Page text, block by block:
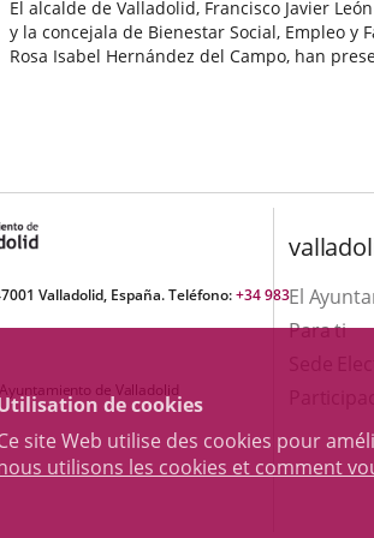
de cookies
site Web utilise des cookies pour
utilisons les cookies et comment
El alcalde de Valladolid, Francisco Javier
y la concejala de Bienestar Social, Empleo y
Rosa Isabel Hernández del Campo, han
Valladolid, España. Teléfono:+34 983
de Valladolid
El
Para ti